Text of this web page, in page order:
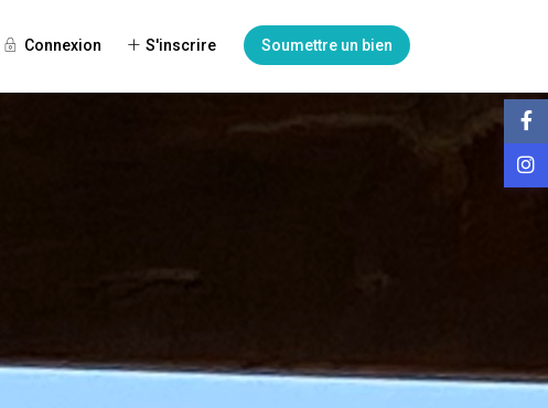
Connexion S'inscrire Soumettre un bien